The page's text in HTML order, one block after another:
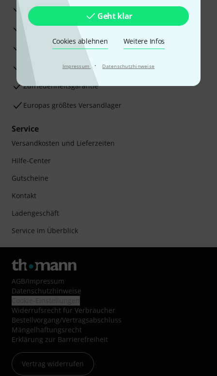
Geht klar
Cookies ablehnen Weitere Infos
Impressum · Datenschutzhinweise
3 Jahre Thomann Garantie
30 Tage Money-Back-Garantie
Reparaturservice
Beratung durch Fachexperten
Zufriedenheitsgarantie
Europas größtes Versandlager
Service
Versandkosten und Lieferzeiten
Hilfe-Center
Gutscheine
Kontakt
Ladengeschäft
Service im Überblick
AGB/Impressum
Datenschutzhinweise
Widerrufsrecht für Verbraucher
Bestellvorgang/Vertragsabschluss
Mängelhaftungsrecht
Erklärung zur Barrierefreiheit
Vertrag widerrufen